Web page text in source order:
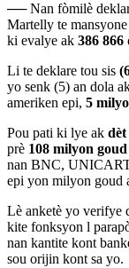
──Nan fòmilè
Martelly te
ki evalye ak 386 866
Li te deklare tou sis
yo senk (5) an dola
ameriken epi, 5
Pou pati ki lye ak dèt
prè 108 milyon goud
nan BNC,
epi yon milyon goud
Lè anketè yo verifye
kite fonksyon l
nan kantite kont
sou orijin kont sa yo.